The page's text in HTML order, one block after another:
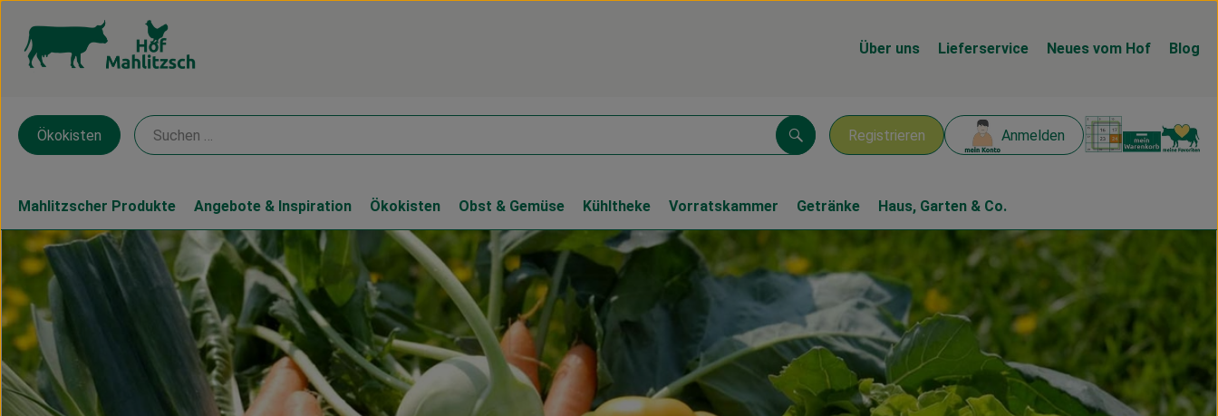
Über uns Lieferservice Neues vom Hof Blog
Registrieren Anmelden
Suchen
Ökokisten
Mahlitzscher Produkte Angebote & Inspiration Ökokisten Obst & Gemüse Kühltheke Vorratskammer Getränke Haus, Garten & Co.